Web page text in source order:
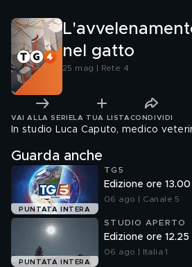
nel gatto
25 mag | Rete 4
VAI ALLA SERIE LA TUA LISTA CONDIVIDI
In studio Luca Caputo, medico
Guarda anche
PUNTATA INTERA
TG5
Edizione ore
06 ago | Canale 5
PUNTATA INTERA
STUDIO APERTO
Edizione ore
06 ago | Italia 1